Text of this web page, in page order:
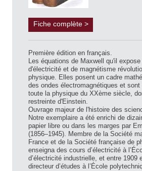
Fiche complète >
Première édition en français.
Les équations de Maxwell qu'il
d'électricité et de magnétisme
physique. Elles posent un cadre
des ondes électromagnétiques et
toute la physique du XXème siècle,
restreinte d'Einstein.
Ouvrage majeur de l'histoire des
Notre exemplaire a été enrichi de
papier libre ou dans les marges par
(1856–1945). Membre de la Société
France et de la Société française de
enseigna des cours d’électricité à
d’électricité industrielle, et entre 1909
directeur d’études à l’École